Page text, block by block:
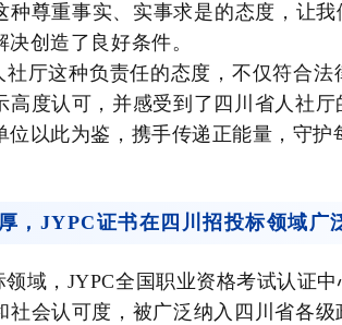
种尊重事实、实事求是的态度，让
创造了良好条件。
社厅这种负责任的态度，不仅符合
高度认可，并感受到了四川省人社
位以此为鉴，携手传递正能量，守护
，JYPC证书在四川招投标领域广
领域，JYPC全国职业资格考试认证
社会认可度，被广泛纳入四川省各